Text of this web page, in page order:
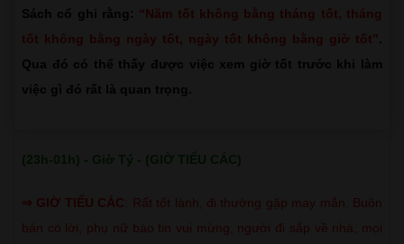
Sách cổ ghi rằng: “Năm tốt không bằng tháng tốt, tháng
tốt không bằng ngày tốt, ngày tốt không bằng giờ tốt”.
Qua đó có thể thấy được việc xem giờ tốt trước khi làm
việc gì đó rất là quan trọng.
(23h-01h) - Giờ Tý - (GIỜ TIỂU CÁC)
⇒ GIỜ TIỂU CÁC
Rất tốt lành, đi thường gặp may mắn. Buôn
bán có lời, phụ nữ báo tin vui mừng, người đi sắp về nhà, mọi